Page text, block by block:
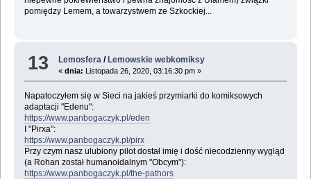
pomiędzy Lemem, a towarzystwem ze Szkockiej...
13 Lemosfera /Lemowskie webkomiksy
«dnia: Listopada 26, 2020, 03:16:30 pm »
Napatoczyłem się w Sieci na jakieś przymiarki do komiksowych
adaptacji "Edenu":
https://www.panbogaczyk.pl/eden
I "Pirxa":
https://www.panbogaczyk.pl/pirx
Przy czym nasz ulubiony pilot dostał imię i dość niecodzienny wygląd
(a Rohan został humanoidalnym "Obcym"):
https://www.panbogaczyk.pl/the-pathors